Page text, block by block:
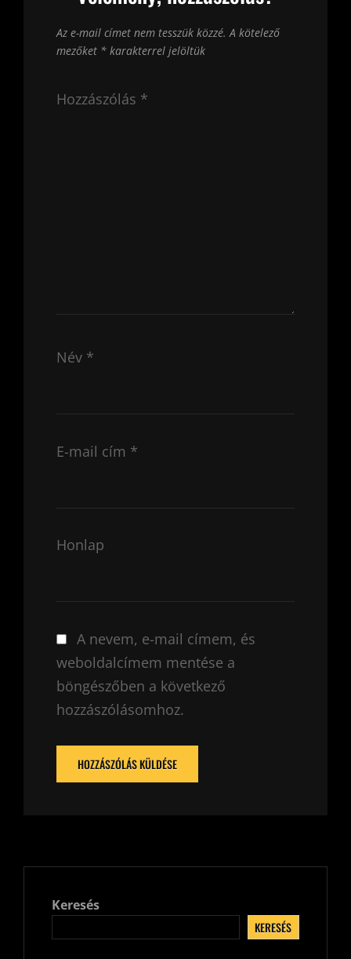
Az e-mail címet nem tesszük közzé. A kötelező
mezőket * karakterrel jelöltük
Hozzászólás *
Név *
E-mail cím *
Honlap
A nevem, e-mail címem, és
weboldalcímem mentése a
böngészőben a következő
hozzászólásomhoz.
Keresés
KERESÉS